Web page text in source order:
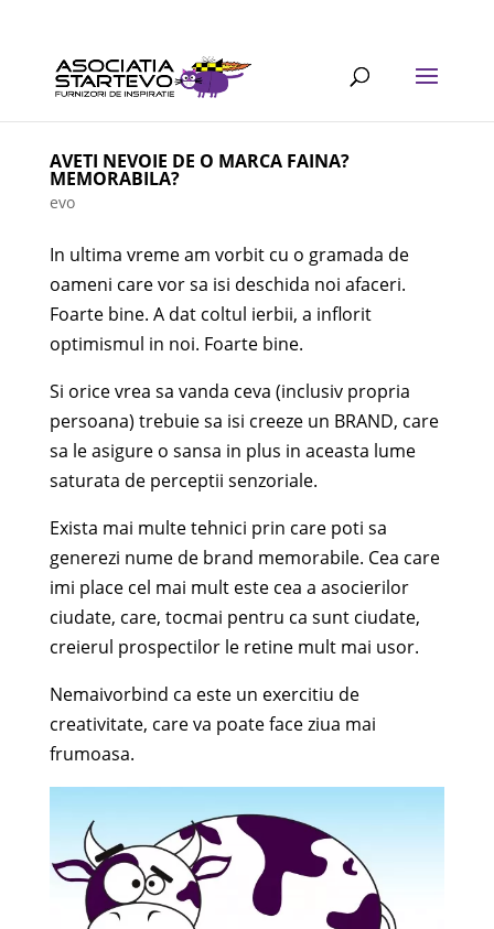
AVETI NEVOIE DE O MARCA FAINA?
MEMORABILA?
evo
In ultima vreme am vorbit cu o gramada de
oameni care vor sa isi deschida noi afaceri.
Foarte bine. A dat coltul ierbii, a inflorit
optimismul in noi. Foarte bine.
Si orice vrea sa vanda ceva (inclusiv propria
persoana) trebuie sa isi creeze un BRAND, care
sa le asigure o sansa in plus in aceasta lume
saturata de perceptii senzoriale.
Exista mai multe tehnici prin care poti sa
generezi nume de brand memorabile. Cea care
imi place cel mai mult este cea a asocierilor
ciudate, care, tocmai pentru ca sunt ciudate,
creierul prospectilor le retine mult mai usor.
Nemaivorbind ca este un exercitiu de
creativitate, care va poate face ziua mai
frumoasa.